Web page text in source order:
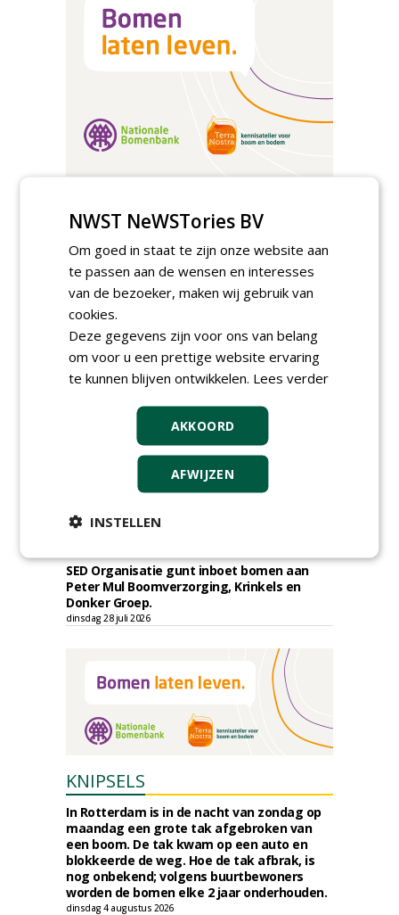
Gemeente Eindhoven gunt groot
onderhoud ''Stedelijk bos'' binnen de
bebouwingscontour houtkap aan
Boomrooierij Weijtmans.
donderdag 6 augustus 2026
Academisch Ziekenhuis Maastricht gunt
onderhoud terreinen MUMC+ aan Jonkers
Hoveniers, Dolmans Landscaping Group en
Infracilities
dinsdag 4 augustus 2026
Provincie Drenthe gunt bestek 1879;
onderhoud bomen en beplantingen 2026,
provincie Drenthe aan Den Held
Boomverzorging.
Gemeente Woerden gunt uitvoering
boomvervangingsopgave 2026 - 2027 aan
Wallaard Groen.
SED Organisatie gunt inboet bomen aan
Peter Mul Boomverzorging, Krinkels en
Donker Groep.
dinsdag 28 juli 2026
KNIPSELS
In Rotterdam is in de nacht van zondag op
maandag een grote tak afgebroken van
een boom. De tak kwam op een auto en
blokkeerde de weg. Hoe de tak afbrak, is
nog onbekend; volgens buurtbewoners
worden de bomen elke 2 jaar onderhouden.
dinsdag 4 augustus 2026
NWST NeWSTories BV
Om goed in staat te zijn onze website aan
te passen aan de wensen en interesses
van de bezoeker, maken wij gebruik van
cookies.
Deze gegevens zijn voor ons van belang
om voor u een prettige website ervaring
te kunnen blijven ontwikkelen. Lees verder
AKKOORD
AFWIJZEN
INSTELLEN